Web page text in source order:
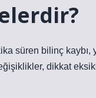
süren bilinç
dikkat